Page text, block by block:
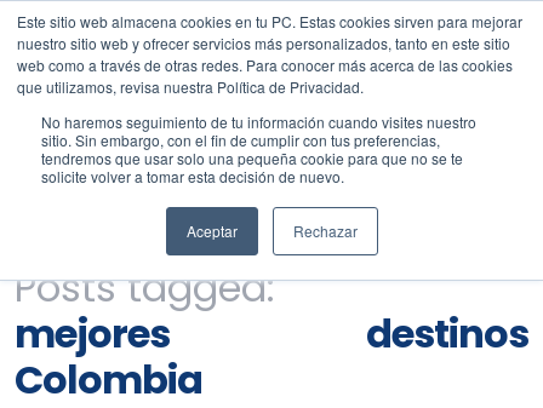
Este sitio web almacena cookies en tu PC. Estas cookies sirven para mejorar
nuestro sitio web y ofrecer servicios más personalizados, tanto en este sitio
web como a través de otras redes. Para conocer más acerca de las cookies
que utilizamos, revisa nuestra Política de Privacidad.
No haremos seguimiento de tu información cuando visites nuestro
sitio. Sin embargo, con el fin de cumplir con tus preferencias,
tendremos que usar solo una pequeña cookie para que no se te
solicite volver a tomar esta decisión de nuevo.
Aceptar Rechazar
Posts tagged:
mejores destinos
Colombia